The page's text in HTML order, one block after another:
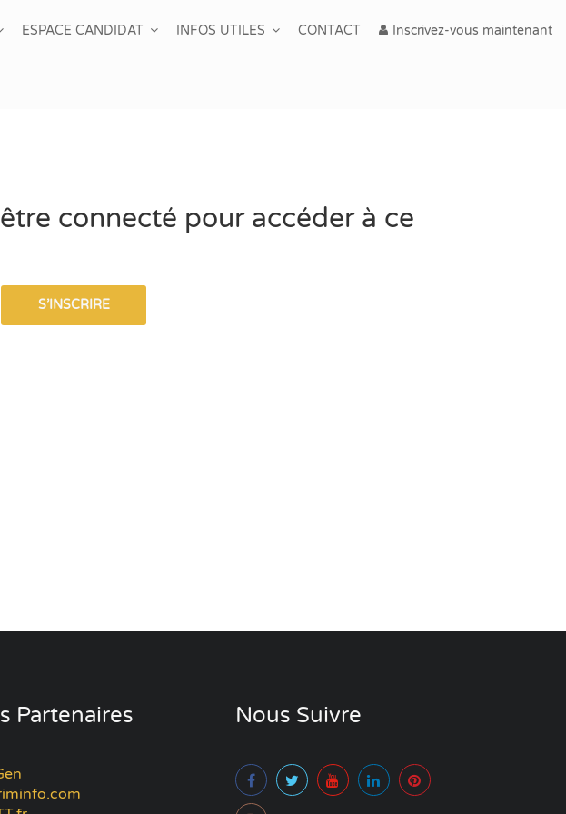
Inscrivez-vous maintenant
ESPACE CANDIDAT INFOS UTILES CONTACT
connecté pour accéder à ce
S’INSCRIRE
Partenaires Nous Suivre